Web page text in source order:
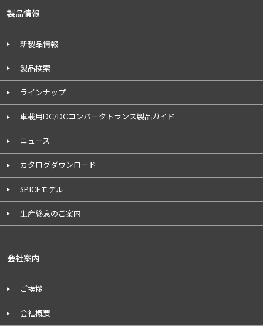
製品情報
新製品情報
製品検索
ラインナップ
車載用DC/DCコンバータトランス製品ガイド
ニュース
カタログダウンロード
SPICEモデル
生産終息のご案内
会社案内
ご挨拶
会社概要